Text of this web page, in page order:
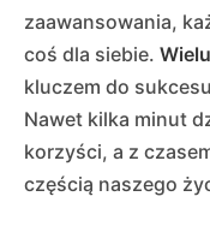
zaawansowania,
coś dla siebie.
kluczem do
Nawet kilka minut
korzyści, a z
częścią naszego